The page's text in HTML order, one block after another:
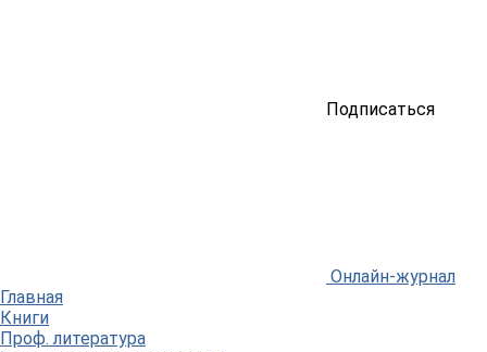
Подписаться
Онлайн-журнал
Главная
Книги
Проф. литература